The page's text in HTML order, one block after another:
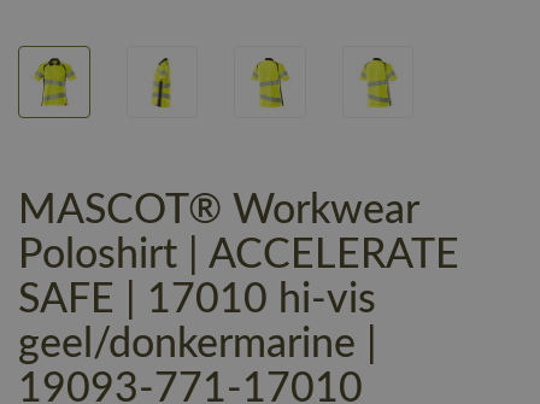
MASCOT® Workwear
Poloshirt | ACCELERATE
SAFE | 17010 hi-vis
geel/donkermarine |
19093-771-17010